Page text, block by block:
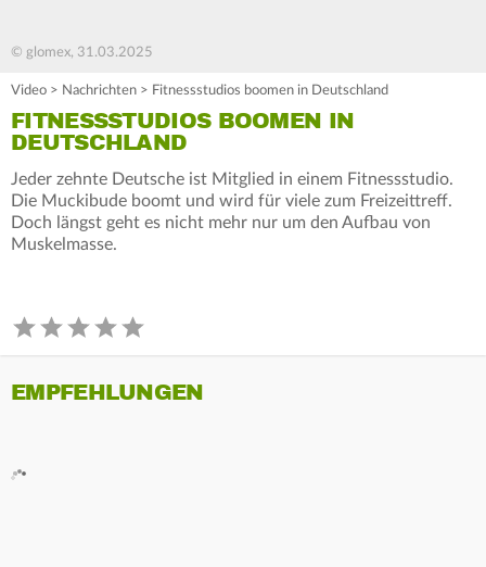
© glomex, 31.03.2025
Video > Nachrichten > Fitnessstudios boomen in Deutschland
FITNESSSTUDIOS BOOMEN IN
DEUTSCHLAND
Jeder zehnte Deutsche ist Mitglied in einem Fitnessstudio.
Die Muckibude boomt und wird für viele zum Freizeittreff.
Doch längst geht es nicht mehr nur um den Aufbau von
Muskelmasse.
EMPFEHLUNGEN